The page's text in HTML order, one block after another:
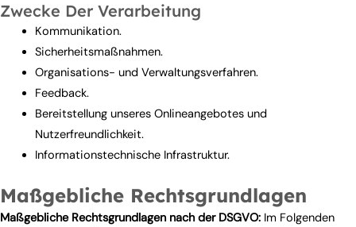
Zwecke Der Verarbeitung
Kommunikation.
Sicherheitsmaßnahmen.
Organisations- und Verwaltungsverfahren.
Feedback.
Bereitstellung unseres Onlineangebotes und
Nutzerfreundlichkeit.
Informationstechnische Infrastruktur.
Maßgebliche Rechtsgrundlagen
Maßgebliche Rechtsgrundlagen nach der DSGVO: Im Folgenden